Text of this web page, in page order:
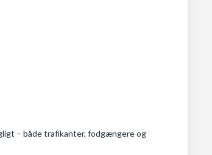
– både trafikanter, fodgængere og